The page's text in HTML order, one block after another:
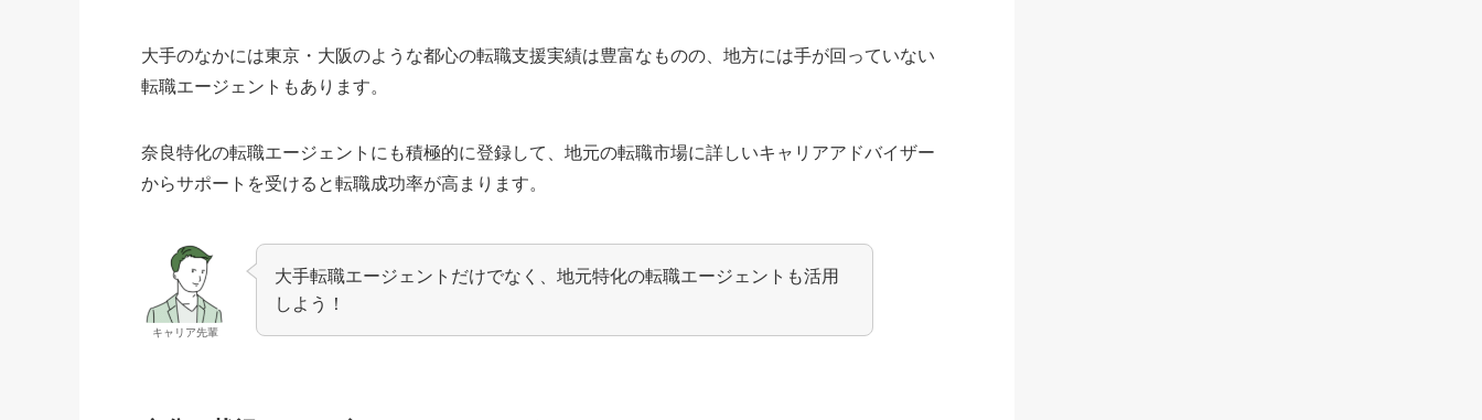
大手のなかには東京・大阪のような都心の転職支援実績は豊富なものの、地方には手が回っていない
転職エージェントもあります。
奈良特化の転職エージェントにも積極的に登録して、地元の転職市場に詳しいキャリアアドバイザー
からサポートを受けると転職成功率が高まります。
キャリア先輩
大手転職エージェントだけでなく、地元特化の転職エージェントも活用
しよう！